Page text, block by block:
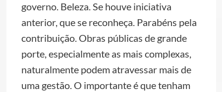
governo. Beleza. Se houve iniciativa
anterior, que se reconheça. Parabéns pela
contribuição. Obras públicas de grande
porte, especialmente as mais complexas,
naturalmente podem atravessar mais de
uma gestão. O importante é que tenham